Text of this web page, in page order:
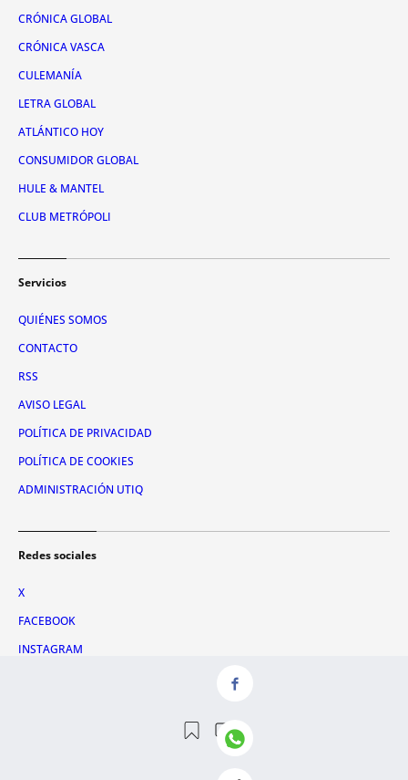
CRÓNICA GLOBAL
CRÓNICA VASCA
CULEMANÍA
LETRA GLOBAL
ATLÁNTICO HOY
CONSUMIDOR GLOBAL
HULE & MANTEL
CLUB METRÓPOLI
Servicios
QUIÉNES SOMOS
CONTACTO
RSS
AVISO LEGAL
POLÍTICA DE PRIVACIDAD
POLÍTICA DE COOKIES
ADMINISTRACIÓN UTIQ
Redes sociales
X
FACEBOOK
INSTAGRAM